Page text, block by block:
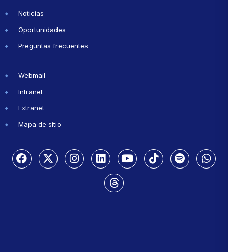
Noticias
Oportunidades
Preguntas frecuentes
Webmail
Intranet
Extranet
Mapa de sitio